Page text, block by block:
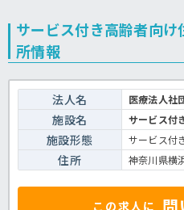
サービス付き高齢者向
所情報
法人名 医療法人社
施設名 サービス付
施設形態 サービス付
住所 神奈川県横
この求人に